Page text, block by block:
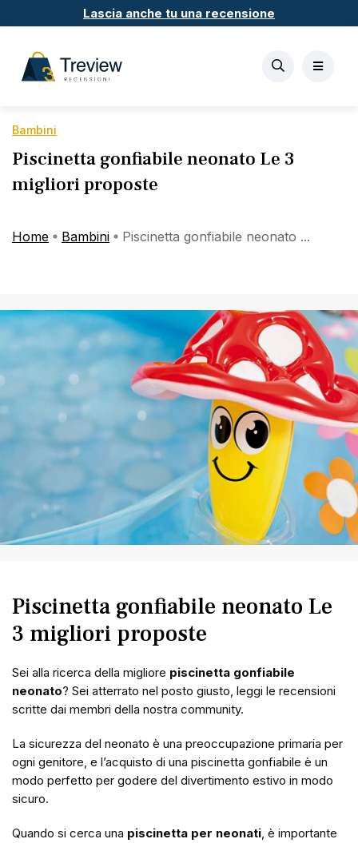
Lascia anche tu una recensione
Bambini
Piscinetta gonfiabile neonato Le 3
migliori proposte
Home Bambini Piscinetta gonfiabile neonato ...
Piscinetta gonfiabile neonato Le
3 migliori proposte
Sei alla ricerca della migliore piscinetta gonfiabile
neonato? Sei atterrato nel posto giusto, leggi le recensioni
scritte dai membri della nostra community.
La sicurezza del neonato è una preoccupazione primaria per
ogni genitore, e l’acquisto di una piscinetta gonfiabile è un
modo perfetto per godere del divertimento estivo in modo
sicuro.
Quando si cerca una piscinetta per neonati, è importante